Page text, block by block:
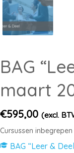
BAG
maart
€595,00 (excl.
Cursussen inbegrepen
BAG “Leer &